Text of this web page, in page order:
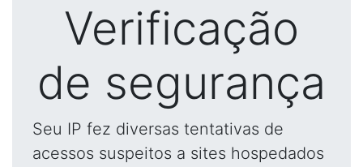
Verificação
de segurança
Seu IP fez diversas tentativas de
acessos suspeitos a sites hospedados